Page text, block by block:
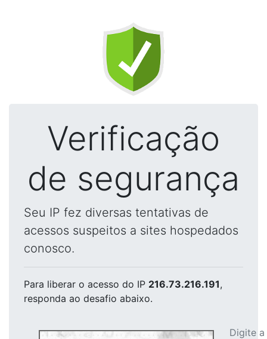
Verificação
de segurança
Seu IP fez diversas tentativas de
acessos suspeitos a sites hospedados
conosco.
Para liberar o acesso do IP 216.73.216.191,
responda ao desafio abaixo.
Digite